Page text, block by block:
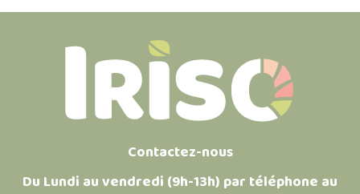
Contactez-nous
Du Lundi au vendredi (9h-13h) par téléphone au